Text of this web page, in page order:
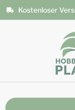
Kostenloser